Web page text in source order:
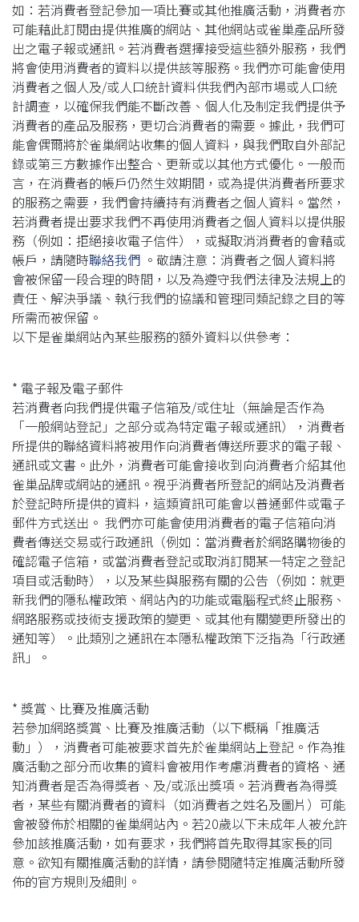
如：若消費者登記參加一項比賽或其他推廣活動，消費者亦
可能藉此訂閱由提供推廣的網站、其他網站或雀巢產品所發
出之電子報或通訊。若消費者選擇接受這些額外服務，我們
將會使用消費者的資料以提供該等服務。我們亦可能會使用
消費者之個人及/或人口統計資料供我們內部市場或人口統
計調查，以確保我們能不斷改善、個人化及制定我們提供予
消費者的產品及服務，更切合消費者的需要。據此，我們可
能會偶爾將於雀巢網站收集的個人資料，與我們取自外部記
錄或第三方數據作出整合、更新或以其他方式優化。一般而
言，在消費者的帳戶仍然生效期間，或為提供消費者所要求
的服務之需要，我們會持續持有消費者之個人資料。當然，
若消費者提出要求我們不再使用消費者之個人資料以提供服
務（例如：拒絕接收電子信件），或擬取消消費者的會藉或
帳戶，請隨時聯絡我們 。敬請注意：消費者之個人資料將
會被保留一段合理的時間，以及為遵守我們法律及法規上的
責任、解決爭議、執行我們的協議和管理同類記錄之目的等
所需而被保留。
以下是雀巢網站內某些服務的額外資料以供參考：
* 電子報及電子郵件
若消費者向我們提供電子信箱及/或住址（無論是否作為
「一般網站登記」之部分或為特定電子報或通訊），消費者
所提供的聯絡資料將被用作向消費者傳送所要求的電子報、
通訊或文書。此外，消費者可能會接收到向消費者介紹其他
雀巢品牌或網站的通訊。視乎消費者所登記的網站及消費者
於登記時所提供的資料，這類資訊可能會以普通郵件或電子
郵件方式送出。 我們亦可能會使用消費者的電子信箱向消
費者傳送交易或行政通訊（例如：當消費者於網路購物後的
確認電子信箱，或當消費者登記或取消訂閱某一特定之登記
項目或活動時），以及某些與服務有關的公告（例如：就更
新我們的隱私權政策、網站內的功能或電腦程式終止服務、
網路服務或技術支援政策的變更、或其他有關變更所發出的
通知等）。此類別之通訊在本隱私權政策下泛指為「行政通
訊」。
* 獎賞、比賽及推廣活動
若參加網路獎賞、比賽及推廣活動（以下概稱「推廣活
動」），消費者可能被要求首先於雀巢網站上登記。作為推
廣活動之部分而收集的資料會被用作考慮消費者的資格、通
知消費者是否為得獎者、及/或派出獎項。若消費者為得獎
者，某些有關消費者的資料（如消費者之姓名及圖片）可能
會被發佈於相關的雀巢網站內。若20歲以下未成年人被允許
參加該推廣活動，如有要求，我們將首先取得其家長的同
意。欲知有關推廣活動的詳情，請參閱隨特定推廣活動所發
佈的官方規則及細則。